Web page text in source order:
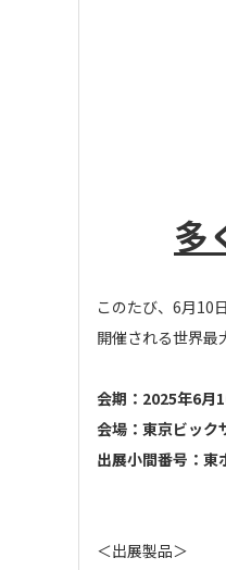
多
このたび、 6月10
開催される世界最
会期： 2025年6月
会場：東京ビック
出展小間番号：東
＜出展製品＞